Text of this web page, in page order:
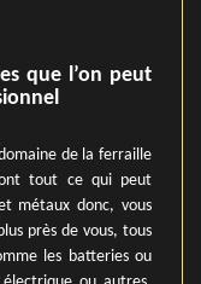
que l’on peut
de la ferraille
tout ce qui peut
métaux donc, vous
près de vous, tous
les batteries ou